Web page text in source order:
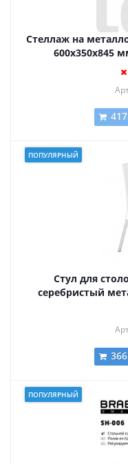
Стеллаж на
600х350х845
ПОПУЛЯРНЫЙ
Стул для
серебристый
ПОПУЛЯРНЫЙ